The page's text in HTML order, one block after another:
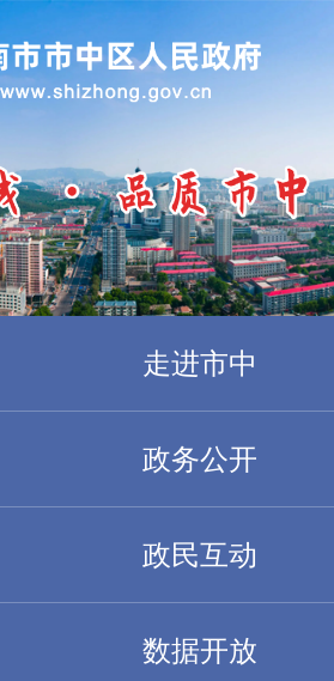
走进市中
政务公开
政民互动
数据开放